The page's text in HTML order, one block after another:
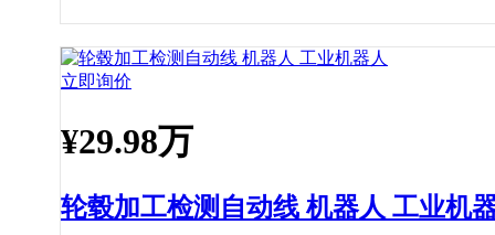
立即询价
¥29.98万
轮毂加工检测自动线 机器人 工业机